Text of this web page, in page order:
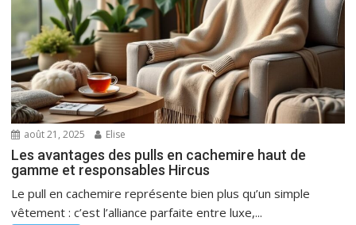
août 21, 2025 Elise
Les avantages des pulls en cachemire haut de
gamme et responsables Hircus
Le pull en cachemire représente bien plus qu’un simple
vêtement : c’est l’alliance parfaite entre luxe,...